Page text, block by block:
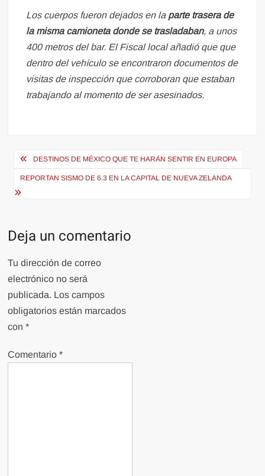
Los cuerpos fueron dejados en la parte trasera de
la misma camioneta donde se trasladaban, a unos
400 metros del bar. El Fiscal local añadió que que
dentro del vehículo se encontraron documentos de
visitas de inspección que corroboran que estaban
trabajando al momento de ser asesinados.
Navegación
de
entradas
DESTINOS DE MÉXICO QUE TE HARÁN SENTIR EN EUROPA
REPORTAN SISMO DE 6.3 EN LA CAPITAL DE NUEVA ZELANDA
Deja un comentario
Tu dirección de correo
electrónico no será
publicada. Los campos
obligatorios están marcados
con*
Comentario*